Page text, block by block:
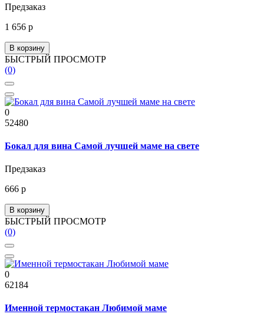
Предзаказ
1 656 р
В корзину
БЫСТРЫЙ ПРОСМОТР
(0)
0
52480
Бокал для вина Самой лучшей маме на свете
Предзаказ
666 р
В корзину
БЫСТРЫЙ ПРОСМОТР
(0)
0
62184
Именной термостакан Любимой маме